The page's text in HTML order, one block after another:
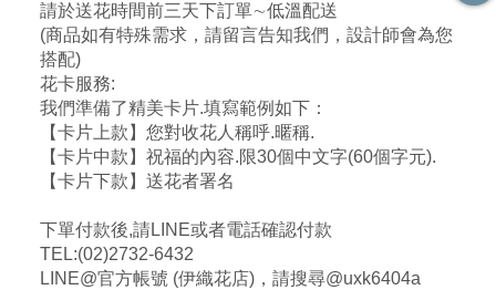
請於送花時間前三天下訂單∼低溫配送
(商品如有特殊需求，請留言告知我們，設計師會為您
搭配)
花卡服務:
我們準備了精美卡片.填寫範例如下：
【卡片上款】您對收花人稱呼.暱稱.
【卡片中款】祝福的內容.限30個中文字(60個字元).
【卡片下款】送花者署名
下單付款後,請LINE或者電話確認付款
TEL:(02)2732-6432
LINE@官方帳號 (伊織花店)，請搜尋@uxk6404a